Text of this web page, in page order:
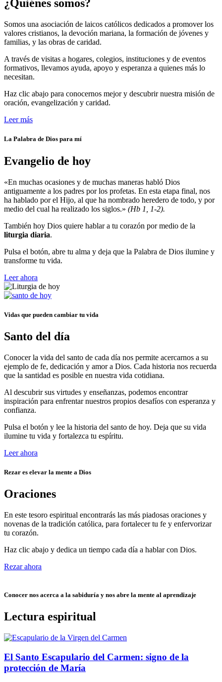
¿Quiénes somos?
Somos una asociación de laicos católicos dedicados a promover los
valores cristianos, la devoción mariana, la formación de jóvenes y
familias, y las obras de caridad.
A través de visitas a hogares, colegios, instituciones y de eventos
formativos, llevamos ayuda, apoyo y esperanza a quienes más lo
necesitan.
Haz clic abajo para conocernos mejor y descubrir nuestra misión de
oración, evangelización y caridad.
Leer más
La Palabra de Dios para mí
Evangelio de hoy
«En muchas ocasiones y de muchas maneras habló Dios
antiguamente a los padres por los profetas. En esta etapa final, nos
ha hablado por el Hijo, al que ha nombrado heredero de todo, y por
medio del cual ha realizado los siglos.» (Hb 1, 1-2).
También hoy Dios quiere hablar a tu corazón por medio de la
liturgia diaria.
Pulsa el botón, abre tu alma y deja que la Palabra de Dios ilumine y
transforme tu vida.
Leer ahora
Vidas que pueden cambiar tu vida
Santo del día
Conocer la vida del santo de cada día nos permite acercarnos a su
ejemplo de fe, dedicación y amor a Dios. Cada historia nos recuerda
que la santidad es posible en nuestra vida cotidiana.
Al descubrir sus virtudes y enseñanzas, podemos encontrar
inspiración para enfrentar nuestros propios desafíos con esperanza y
confianza.
Pulsa el botón y lee la historia del santo de hoy. Deja que su vida
ilumine tu vida y fortalezca tu espíritu.
Leer ahora
Rezar es elevar la mente a Dios
Oraciones
En este tesoro espiritual encontrarás las más piadosas oraciones y
novenas de la tradición católica, para fortalecer tu fe y enfervorizar
tu corazón.
Haz clic abajo y dedica un tiempo cada día a hablar con Dios.
Rezar ahora
Conocer nos acerca a la sabiduría y nos abre la mente al aprendizaje
Lectura espiritual
El Santo Escapulario del Carmen: signo de la
protección de María